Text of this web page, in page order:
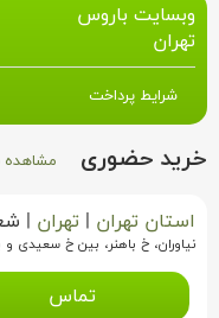
وبسایت باروس
تهران
شرایط پرداخت
خرید حضوری مشاهده
استان تهران | تهران |
نیاوران، خ باهنر، بین خ سعیدی و
تماس